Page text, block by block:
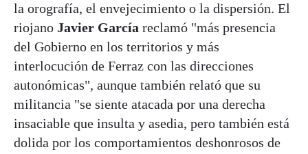
la orografía, el envejecimiento o la dispersión. El
riojano Javier García reclamó "más presencia
del Gobierno en los territorios y más
interlocución de Ferraz con las direcciones
autonómicas", aunque también relató que su
militancia "se siente atacada por una derecha
insaciable que insulta y asedia, pero también está
dolida por los comportamientos deshonrosos de